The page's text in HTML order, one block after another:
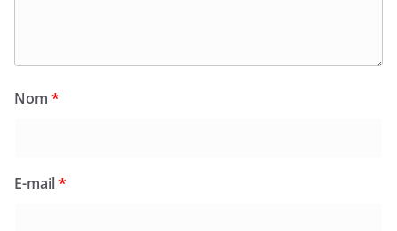
Nom *
E-mail*